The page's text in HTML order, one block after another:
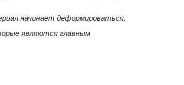
начинает деформироваться.
являются главным